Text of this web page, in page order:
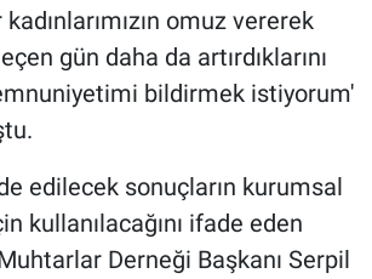
omuz vererek
gün daha da artırdıklarını
bildirmek istiyorum'
edilecek sonuçların kurumsal
kullanılacağını ifade eden
Derneği Başkanı Serpil